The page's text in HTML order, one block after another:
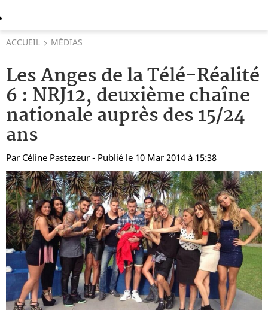
ACCUEIL MÉDIAS
Les Anges de la Télé-Réalité
6 : NRJ12, deuxième chaîne
nationale auprès des 15/24
ans
Par Céline Pastezeur - Publié le 10 Mar 2014 à 15:38